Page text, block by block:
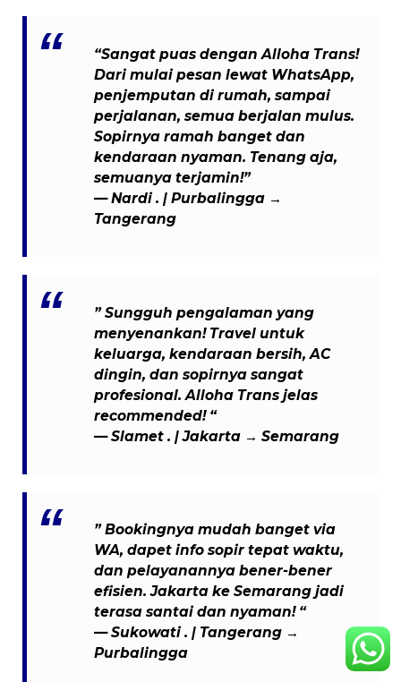
“Sangat puas dengan Alloha Trans!
Dari mulai pesan lewat WhatsApp,
penjemputan di rumah, sampai
perjalanan, semua berjalan mulus.
Sopirnya ramah banget dan
kendaraan nyaman. Tenang aja,
semuanya terjamin!”
— Nardi . | Purbalingga →
Tangerang
” Sungguh pengalaman yang
menyenankan! Travel untuk
keluarga, kendaraan bersih, AC
dingin, dan sopirnya sangat
profesional. Alloha Trans jelas
recommended! “
— Slamet . | Jakarta → Semarang
” Bookingnya mudah banget via
WA, dapet info sopir tepat waktu,
dan pelayanannya bener-bener
efisien. Jakarta ke Semarang jadi
terasa santai dan nyaman! “
— Sukowati . | Tangerang →
Purbalingga